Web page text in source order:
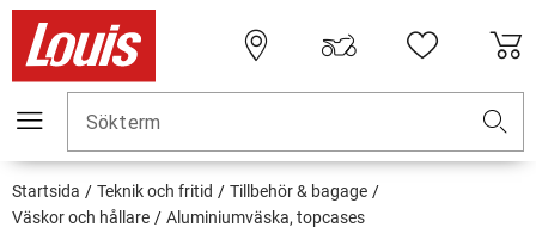
Sökterm
Startsida Teknik och fritid
Tillbehör & bagage
Väskor och hållare
Aluminiumväska, topcases